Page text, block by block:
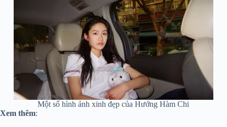
Một số hình ảnh xinh đẹp của Hướng Hàm Chi
Xem thêm: